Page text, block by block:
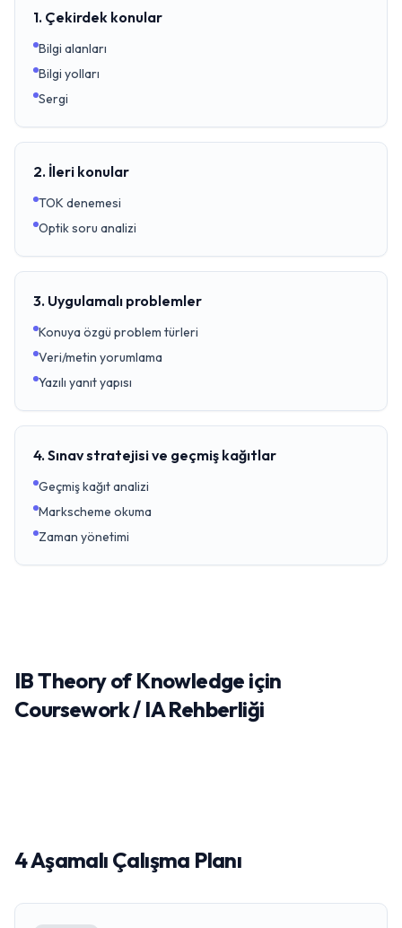
1. Çekirdek konular
Bilgi alanları
Bilgi yolları
Sergi
2. İleri konular
TOK denemesi
Optik soru analizi
3. Uygulamalı problemler
Konuya özgü problem türleri
Veri/metin yorumlama
Yazılı yanıt yapısı
4. Sınav stratejisi ve geçmiş kağıtlar
Geçmiş kağıt analizi
Markscheme okuma
Zaman yönetimi
IB Theory of Knowledge için
Coursework / IA Rehberliği
4 Aşamalı Çalışma Planı